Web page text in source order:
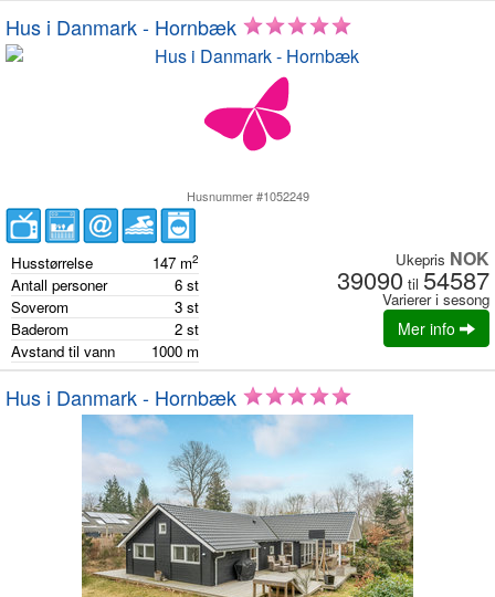
Hus i Danmark - Hornbæk
Husnummer #1052249
Husstørrelse 147 m2
Antall personer 6 st
Soverom
3 st
Baderom
2 st
Avstand til vann
1000 m
Ukepris NOK
39090 til 54587
Varierer i sesong
Mer info
Hus i Danmark - Hornbæk